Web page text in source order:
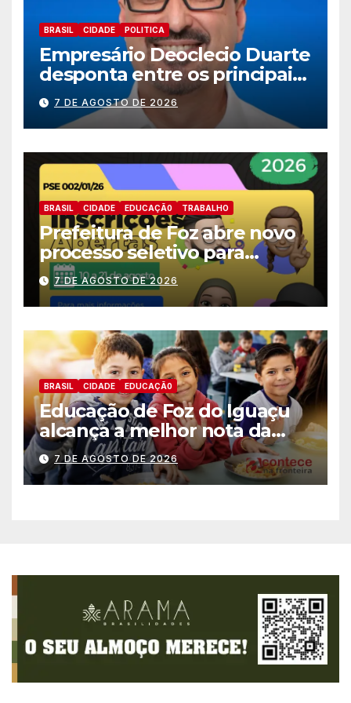
BRASIL CIDADE POLITICA
Empresário Deoclecio Duarte
desponta entre os principais
nomes do União Brasil para
deputado estadual
7 DE AGOSTO DE 2026
BRASIL CIDADE EDUCAÇÃ0 TRABALHO
Prefeitura de Foz abre novo
processo seletivo para
estagiários
7 DE AGOSTO DE 2026
BRASIL CIDADE EDUCAÇÃ0
Educação de Foz do Iguaçu
alcança a melhor nota da
história no IDEB
7 DE AGOSTO DE 2026